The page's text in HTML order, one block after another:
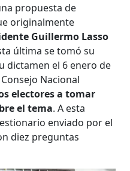
propuesta de
originalmente
Guillermo Lasso
última se tomó su
dictamen el 6 enero de
Nacional
electores a tomar
el tema. A esta
enviado por el
diez preguntas